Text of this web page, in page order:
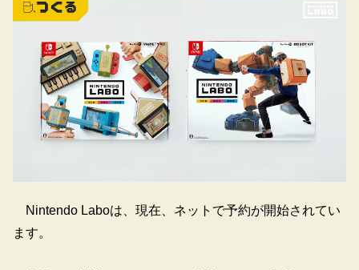
Nintendo Laboは、現在、ネットで予約が開始されてい
ます。